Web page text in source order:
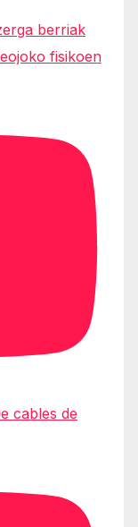
berriak
fisikoen
cables de